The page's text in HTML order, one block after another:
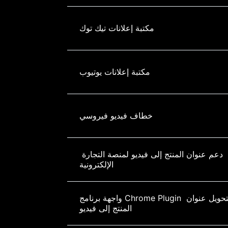
مكتبة إعلانات تيك توك
مكتبة إعلانات يوتيوب
خطاف فيديو فيروسي
دعم عنوان المنتج إلى فيديو لمنصة التجارة
الإلكترونية
واجهة برنامج Chrome Plugin لتحويل عنوان
المنتج إلى فيديو